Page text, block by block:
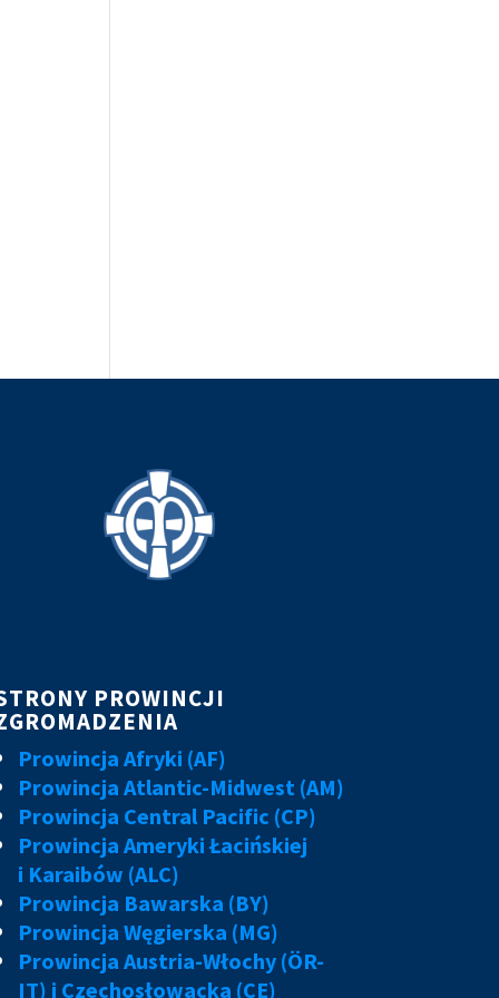
PROWINCJI
Prowincja Afryki (AF)
Prowincja Atlantic-Midwest (AM)
Prowincja Central Pacific (CP)
Prowincja Ameryki Łacińskiej
i Karaibów (ALC)
Prowincja Bawarska (BY)
Prowincja Węgierska (MG)
Prowincja Austria-Włochy (ÖR-
IT) i Czechosłowacka (CE)